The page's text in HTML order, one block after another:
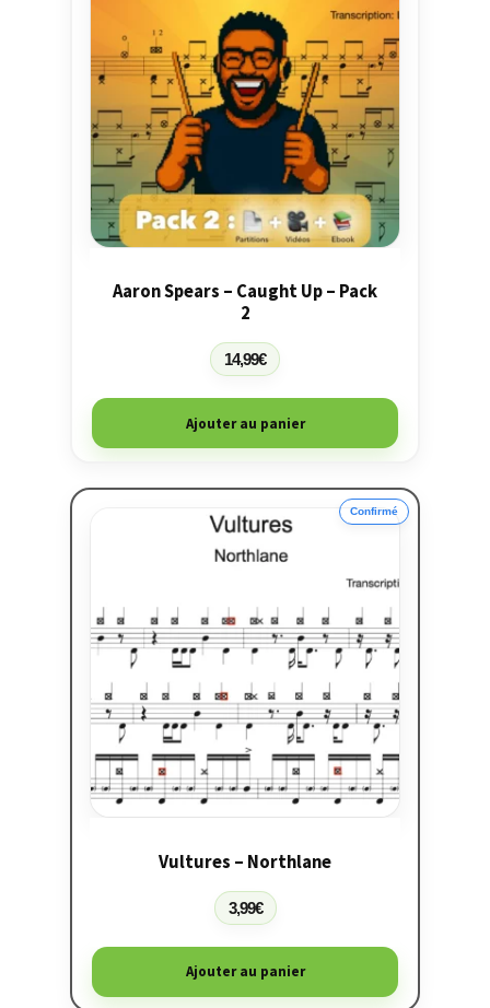
Aaron Spears – Caught Up – Pack
2
14,99€
Ajouter au panier
Vultures – Northlane
3,99€
Ajouter au panier